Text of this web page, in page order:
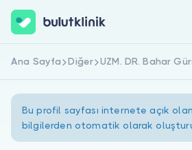
Hemen Kaydol
Ana Sayfa Diğer UZM. DR. Bahar
Bu profil sayfası internete açık olan
bilgilerden otomatik olarak